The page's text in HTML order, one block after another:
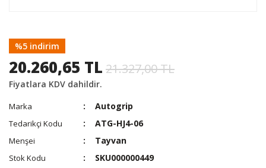
%5 indirim
20.260,65 TL 21.327,00 TL
Fiyatlara KDV dahildir.
Marka Autogrip
Tedarikçi Kodu ATG-HJ4-06
Menşei Tayvan
Stok Kodu SKU000000449